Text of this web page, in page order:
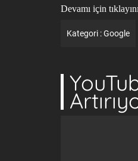
Devamı için
Kategori :Google